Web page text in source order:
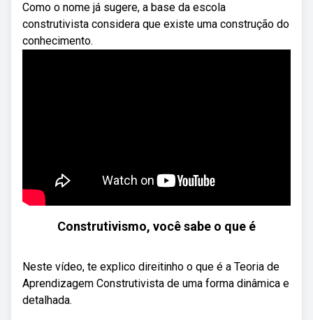
Como o nome já sugere, a base da escola
construtivista considera que existe uma construção do
conhecimento.
Construtivismo, você sabe o que é
Neste vídeo, te explico direitinho o que é a Teoria de
Aprendizagem Construtivista de uma forma dinâmica e
detalhada.